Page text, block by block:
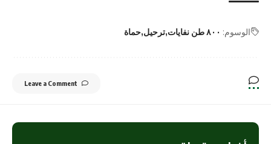
الوسوم: ٨٠٠ طن نفايات ترحيل حماة
Leave a Comment